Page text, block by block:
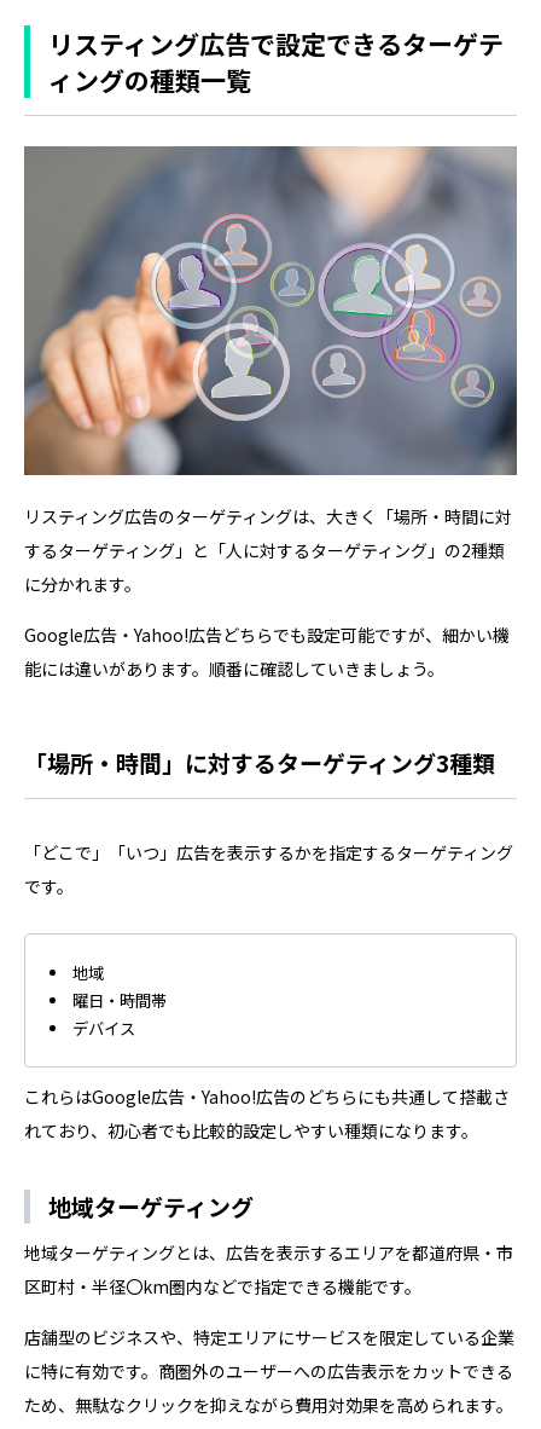
リスティング広告で設定できるターゲテ
ィングの種類一覧
リスティング広告のターゲティングは、大きく「場所・時間に対
するターゲティング」と「人に対するターゲティング」の2種類
に分かれます。
Google広告・Yahoo!広告どちらでも設定可能ですが、細かい機
能には違いがあります。順番に確認していきましょう。
「場所・時間」に対するターゲティング3種類
「どこで」「いつ」広告を表示するかを指定するターゲティング
です。
地域
曜日・時間帯
デバイス
これらはGoogle広告・Yahoo!広告のどちらにも共通して搭載さ
れており、初心者でも比較的設定しやすい種類になります。
地域ターゲティング
地域ターゲティングとは、広告を表示するエリアを都道府県・市
区町村・半径〇km圏内などで指定できる機能です。
店舗型のビジネスや、特定エリアにサービスを限定している企業
に特に有効です。商圏外のユーザーへの広告表示をカットできる
ため、無駄なクリックを抑えながら費用対効果を高められます。